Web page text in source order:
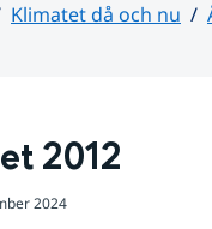
Klimatet då och nu
2012
2024